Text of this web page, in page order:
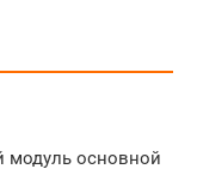
модуль основной